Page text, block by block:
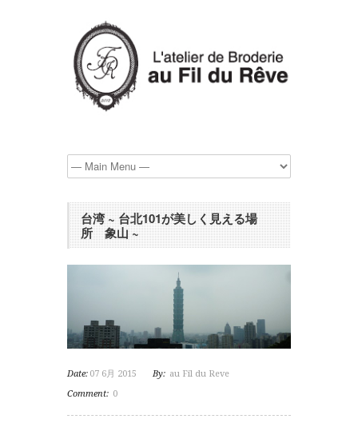
台湾 ~ 台北101が美しく見える場
所 象山 ~
Date: 07 6月 2015 By: au Fil du Reve
Comment: 0